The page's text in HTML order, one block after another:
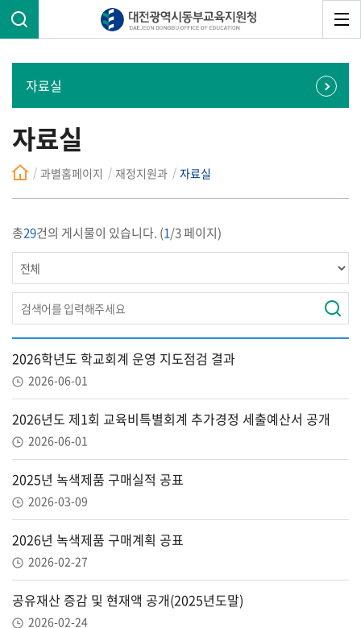
자료실
자료실
과별홈페이지 재정지원과 자료실
총29건의 게시물이 있습니다. (1/3 페이지)
2026학년도 학교회계 운영 지도점검 결과
2026-06-01
2026년도 제1회 교육비특별회계 추가경정 세출예산서 공개
2026-06-01
2025년 녹색제품 구매실적 공표
2026-03-09
2026년 녹색제품 구매계획 공표
2026-02-27
공유재산 증감 및 현재액 공개(2025년도말)
2026-02-24